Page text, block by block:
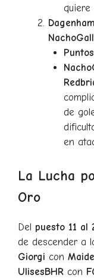
quiere
Puntos
de
en
La Lucha
Oro
Del puesto 11 al
de descender a
Giorgi con
UlisesBHR con